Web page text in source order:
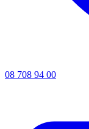
08 708 94 00